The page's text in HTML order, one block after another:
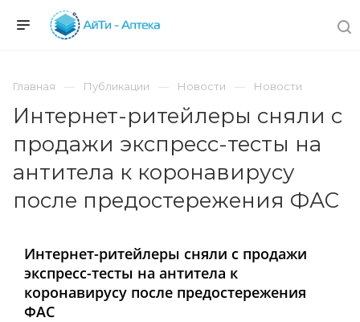
Главная Публикации Новости Новости
Интернет-ритейлеры сняли с
продажи экспресс-тесты на
антитела к коронавирусу
после предостережения ФАС
Интернет-ритейлеры сняли с продажи
экспресс-тесты на антитела к
коронавирусу после предостережения
ФАС